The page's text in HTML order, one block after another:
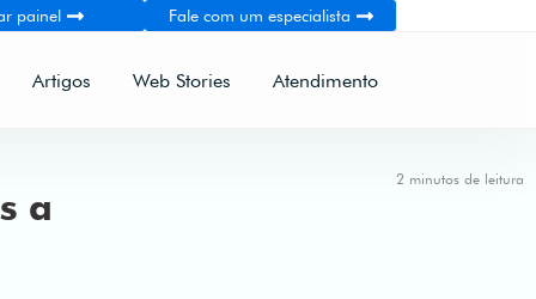
painel Fale com um especialista
Artigos Web Stories Atendimento
2 minutos de leitura
a